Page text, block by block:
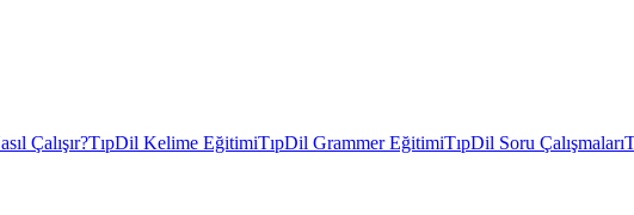
Çalışır?TıpDil Kelime EğitimiTıpDil Grammer EğitimiTıpDil Soru Çalışmaları